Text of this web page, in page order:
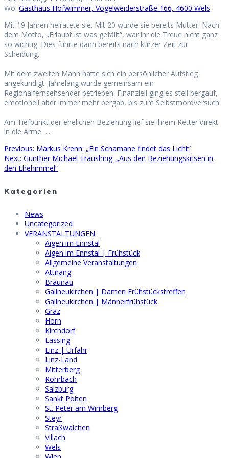
Wo: Gasthaus Hofwimmer, Vogelweiderstraße 166, 4600 Wels
Mit 19 Jahren heiratete sie. Mit 20 wurde sie bereits Mutter. Nach
dem Motto, „Erlaubt ist was gefällt“, war ihr die Treue nicht ganz
so wichtig. Dies führte dann bereits nach kurzer Zeit zur
Scheidung.
Mit dem zweiten Mann hatte sich ein persönlicher Aufstieg
angekündigt. Jahrelang wurde gemeinsam ein
Regionalfernsehsender betrieben. Finanziell ging es steil bergauf,
emotionell aber immer mehr bergab, bis zum Selbstmordversuch.
Am Tiefpunkt der ehelichen Beziehung lief sie ihrem Retter direkt
in die Arme…..
Beitragsnavigation
Previous: Previous
post:
Markus Krenn: „Ein Schamane findet das Licht“
Next: Next
post:
Günther Michael Traushnig: „Aus den Beziehungskrisen in
den Ehehimmel“
Kategorien
News
Uncategorized
VERANSTALTUNGEN
Aigen im Ennstal
Aigen im Ennstal | Frühstück
Allgemeine Veranstaltungen
Attnang
Braunau
Gallneukirchen | Damen Frühstückstreffen
Gallneukirchen | Männerfrühstück
Graz
Horn
Kirchdorf
Lassing
Linz | Urfahr
Linz-Land
Mitterberg
Rohrbach
Salzburg
Sankt Pölten
St. Peter am Wimberg
Steyr
Straßwalchen
Villach
Wels